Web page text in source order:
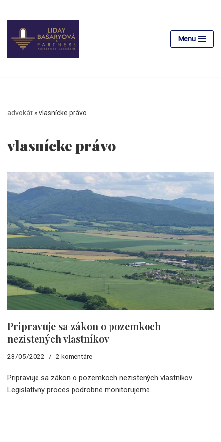
Preskočiť
na
obsah
Menu
advokát » vlasnícke právo
vlasnícke právo
Pripravuje sa zákon o pozemkoch
nezistených vlastníkov
23/05/2022 2 komentáre
Pripravuje sa zákon o pozemkoch nezistených vlastníkov
Legislatívny proces podrobne monitorujeme.